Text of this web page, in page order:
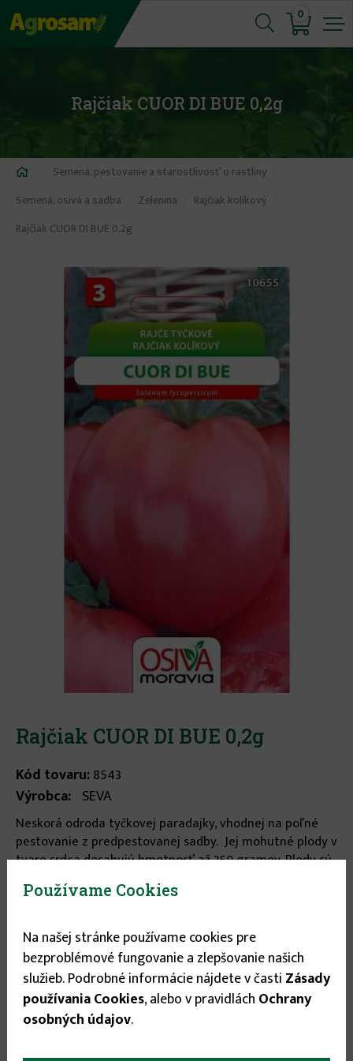
Jump
to
0
Rajčiak CUOR DI BUE 0,2g
Nachádzate
sa
tu
Semená, pestovanie a starostlivosť o rastliny
Semená, osivá a sadba
Zelenina
Rajčiak kolíkový
Rajčiak CUOR DI BUE 0,2g
Rajčiak CUOR DI BUE 0,2g
Kód tovaru:8543
Výrobca: SEVA
Neskorá odroda tyčkovej paradajky, vhodnej na poľné
pestovanie z predpestovanej sadby. Jej mohutné plody v
tvare srdca dosahujú hmotnosť až 250 gramov. Plody sú
veľmi chutné a s malým obsahom semena. ...
informácií
Stav tovaru: Na sklade
Expedícia do: 1-3 dní
0.95 €
Používame Cookies
Na našej stránke používame cookies pre
bezproblémové fungovanie a zlepšovanie našich
služieb. Podrobné informácie nájdete v časti Zásady
používania Cookies, alebo v pravidlách Ochrany
osobných údajov.